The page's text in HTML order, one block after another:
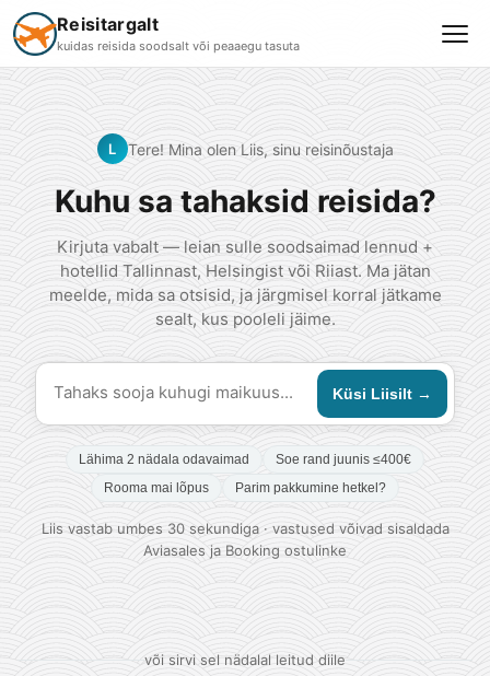
Reisitargalt
kuidas reisida soodsalt või peaaegu tasuta
L Tere! Mina olen Liis, sinu reisinõustaja
Kuhu sa tahaksid reisida?
Kirjuta vabalt — leian sulle soodsaimad lennud +
hotellid Tallinnast, Helsingist või Riiast. Ma jätan
meelde, mida sa otsisid, ja järgmisel korral jätkame
sealt, kus pooleli jäime.
Küsi Liisilt →
Lähima 2 nädala odavaimad
Soe rand juunis ≤400€
Rooma mai lõpus
Parim pakkumine hetkel?
Liis vastab umbes 30 sekundiga · vastused võivad sisaldada
Aviasales ja Booking ostulinke
või sirvi sel nädalal leitud diile